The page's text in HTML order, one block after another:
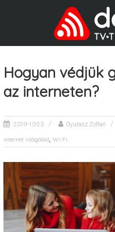
Hogyan védjük
az interneten?
2019-10-23 Gyurasz Zoltan
internet világából, Wi-Fi